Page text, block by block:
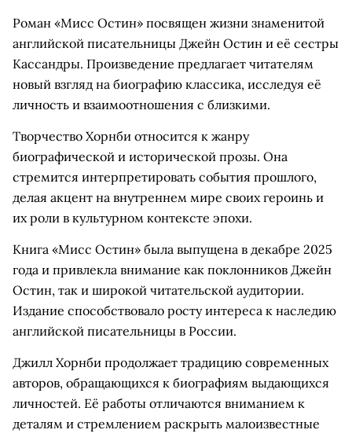
Роман «Мисс Остин» посвящен жизни знаменитой
английской писательницы Джейн Остин и её сестры
Кассандры. Произведение предлагает читателям
новый взгляд на биографию классика, исследуя её
личность и взаимоотношения с близкими.
Творчество Хорнби относится к жанру
биографической и исторической прозы. Она
стремится интерпретировать события прошлого,
делая акцент на внутреннем мире своих героинь и
их роли в культурном контексте эпохи.
Книга «Мисс Остин» была выпущена в декабре 2025
года и привлекла внимание как поклонников Джейн
Остин, так и широкой читательской аудитории.
Издание способствовало росту интереса к наследию
английской писательницы в России.
Джилл Хорнби продолжает традицию современных
авторов, обращающихся к биографиям выдающихся
личностей. Её работы отличаются вниманием к
деталям и стремлением раскрыть малоизвестные